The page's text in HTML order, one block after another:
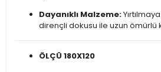
Dayanıklı Malzeme:
dirençli dokusu ile uzun ömürlü
ÖLÇÜ 180X120